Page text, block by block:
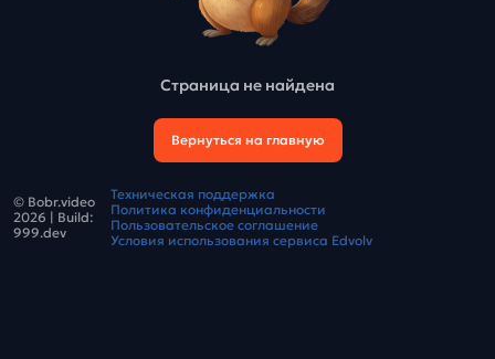
и
отзыв
Страница не найдена
Вернуться на главную
© Bobr.video
2026 | Build:
999.dev
Техническая поддержка
Политика конфиденциальности
Пользовательское соглашение
Условия использования сервиса Edvolv